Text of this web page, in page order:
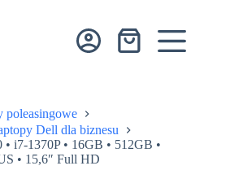
Koszyk
poleasingowe
Dell dla biznesu
i7-1370P • 16GB • 512GB •
• 15,6″ Full HD